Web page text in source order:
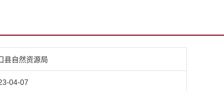
县自然资源局
04-07